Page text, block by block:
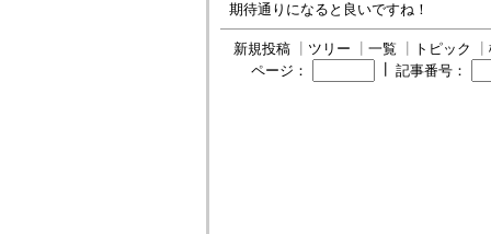
期待通りになると良いですね！
新規投稿 ツリー 一覧 トピック
ページ：
記事番号：